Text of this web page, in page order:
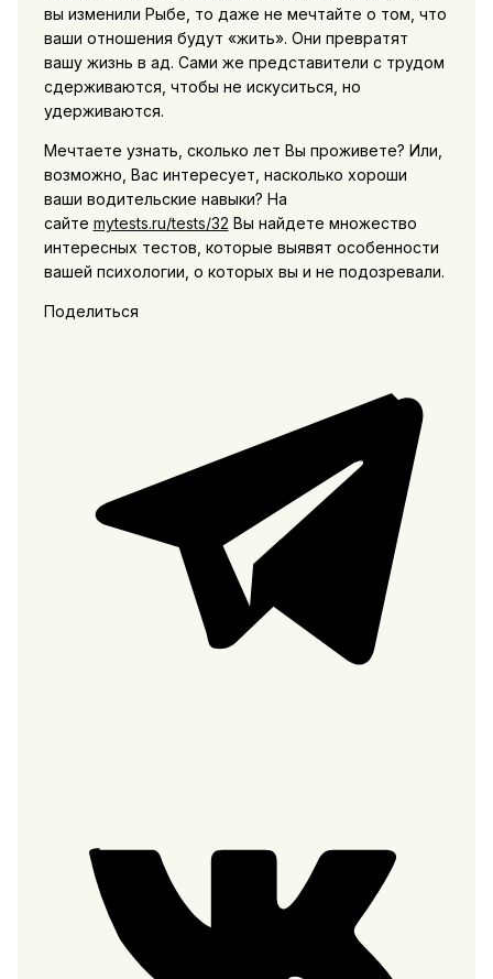
вы изменили Рыбе, то даже не мечтайте о том, что
ваши отношения будут «жить». Они превратят
вашу жизнь в ад. Сами же представители с трудом
сдерживаются, чтобы не искуситься, но
удерживаются.
Мечтаете узнать, сколько лет Вы проживете? Или,
возможно, Вас интересует, насколько хороши
ваши водительские навыки? На
сайте mytests.ru/tests/32 Вы найдете множество
интересных тестов, которые выявят особенности
вашей психологии, о которых вы и не подозревали.
Поделиться